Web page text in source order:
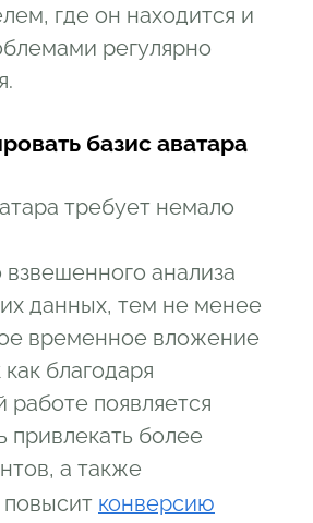
где он находится и
регулярно
базис аватара
требует немало
взвешенного анализа
данных, тем не менее
временное вложение
благодаря
работе появляется
привлекать более
а также
повысит конверсию